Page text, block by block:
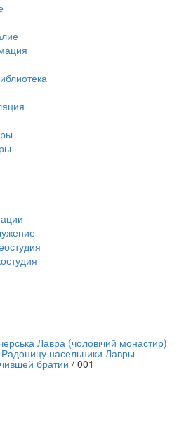
Лавра (чоловічий монастир)
насельники Лавры
братии / 001